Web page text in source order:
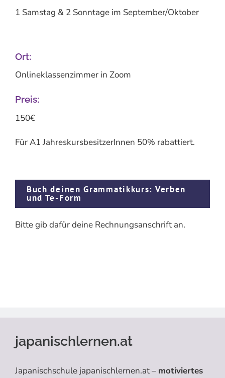
1 Samstag & 2 Sonntage im September/Oktober
Ort:
Onlineklassenzimmer in Zoom
Preis:
150€
Für A1 JahreskursbesitzerInnen 50% rabattiert.
Buch deinen Grammatikkurs: Verben
und Te-Form
Bitte gib dafür deine Rechnungsanschrift an.
japanischlernen.at
Japanischschule japanischlernen.at – motiviertes